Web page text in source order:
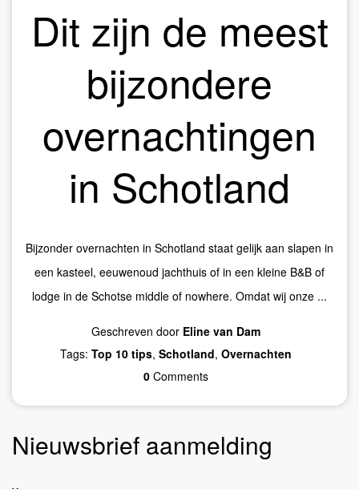
Dit zijn de meest
bijzondere
overnachtingen
in Schotland
Bijzonder overnachten in Schotland staat gelijk aan slapen in
een kasteel, eeuwenoud jachthuis of in een kleine B&B of
lodge in de Schotse middle of nowhere. Omdat wij onze ...
Geschreven door Eline van Dam
Tags: Top 10 tips, Schotland, Overnachten
0Comments
Nieuwsbrief aanmelding